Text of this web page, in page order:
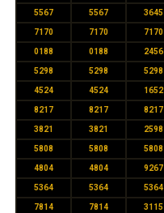
5567 5567 3645
7170 7170 7170
0188 0188 2456
5298 5298 5298
4524 4524 1652
8217 8217 8217
3821 3821 2598
5808 5808 5808
4804 4804 9267
5364 5364 5364
7814 7814 3115